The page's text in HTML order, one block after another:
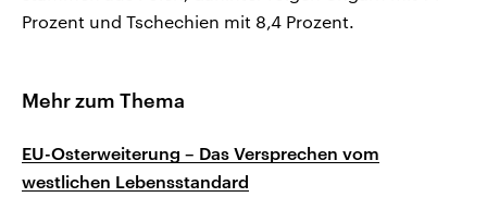
Prozent und Tschechien mit 8,4 Prozent.
Mehr zum Thema
EU-Osterweiterung – Das Versprechen vom
westlichen Lebensstandard